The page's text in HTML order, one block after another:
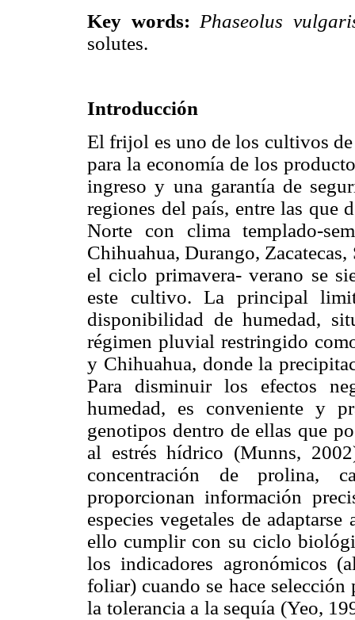
Key words: Phaseolus
solutes.
Introducción
El frijol es uno de los cultivos
para la economía de los
ingreso y una garantía de
regiones del país, entre las que
Norte con clima templado-
Chihuahua, Durango,
el ciclo primavera- verano se
este cultivo. La principal
disponibilidad de humedad,
régimen pluvial restringido
y Chihuahua, donde la
Para disminuir los efectos
humedad, es conveniente y
genotipos dentro de ellas que
al estrés hídrico (Munns,
concentración de prolina,
proporcionan información
especies vegetales de
ello cumplir con su ciclo
los indicadores agronómicos
foliar) cuando se hace
la tolerancia a la sequía (Yeo,